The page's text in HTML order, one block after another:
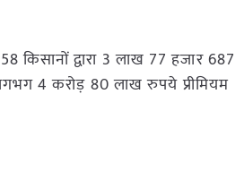
किसानों द्वारा 3 लाख 77 हजार 687
लगभग 4 करोड़ 80 लाख रुपये प्रीमियम